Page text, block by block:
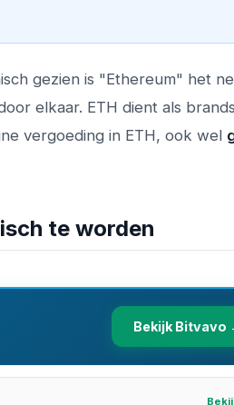
gezien is "Ethereum" het
elkaar. ETH dient als
vergoeding in ETH, ook wel
te worden
Bekijk Bitvavo